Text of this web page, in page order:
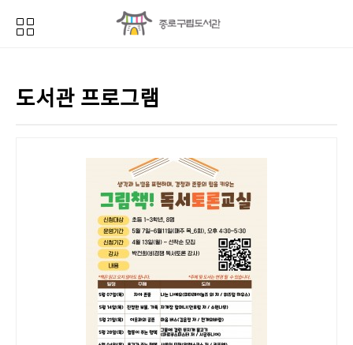
도서관 프로그램